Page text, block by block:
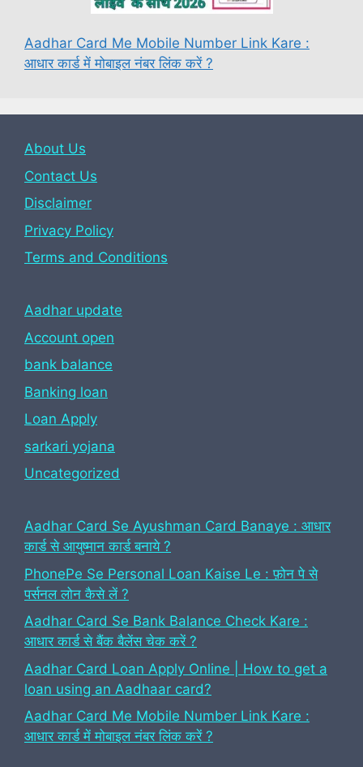
Aadhar Card Me Mobile Number Link Kare :
आधार कार्ड में मोबाइल नंबर लिंक करें ?
About Us
Contact Us
Disclaimer
Privacy Policy
Terms and Conditions
Aadhar update
Account open
bank balance
Banking loan
Loan Apply
sarkari yojana
Uncategorized
Aadhar Card Se Ayushman Card Banaye : आधार
कार्ड से आयुष्मान कार्ड बनाये ?
PhonePe Se Personal Loan Kaise Le : फ़ोन पे से
पर्सनल लोन कैसे लें ?
Aadhar Card Se Bank Balance Check Kare :
आधार कार्ड से बैंक बैलेंस चेक करें ?
Aadhar Card Loan Apply Online | How to get a
loan using an Aadhaar card?
Aadhar Card Me Mobile Number Link Kare :
आधार कार्ड में मोबाइल नंबर लिंक करें ?